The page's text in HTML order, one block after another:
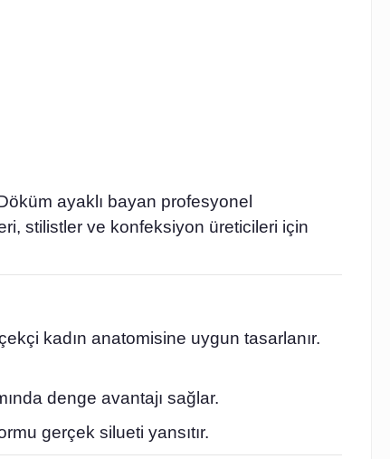
ayaklı bayan profesyonel
stilistler ve konfeksiyon üreticileri için
kadın anatomisine uygun tasarlanır.
denge avantajı sağlar.
gerçek silueti yansıtır.